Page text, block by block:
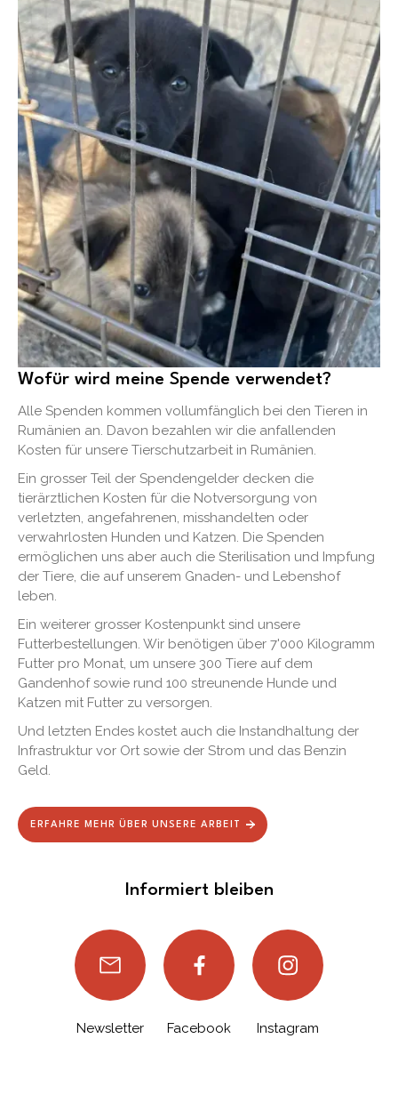
Wofür wird meine Spende verwendet?
Alle Spenden kommen vollumfänglich bei den Tieren in
Rumänien an. Davon bezahlen wir die anfallenden
Kosten für unsere Tierschutzarbeit in Rumänien.
Ein grosser Teil der Spendengelder decken die
tierärztlichen Kosten für die Notversorgung von
verletzten, angefahrenen, misshandelten oder
verwahrlosten Hunden und Katzen. Die Spenden
ermöglichen uns aber auch die Sterilisation und Impfung
der Tiere, die auf unserem Gnaden- und Lebenshof
leben.
Ein weiterer grosser Kostenpunkt sind unsere
Futterbestellungen. Wir benötigen über 7'000 Kilogramm
Futter pro Monat, um unsere 300 Tiere auf dem
Gandenhof sowie rund 100 streunende Hunde und
Katzen mit Futter zu versorgen.
Und letzten Endes kostet auch die Instandhaltung der
Infrastruktur vor Ort sowie der Strom und das Benzin
Geld.
ERFAHRE MEHR ÜBER UNSERE ARBEIT
Informiert bleiben
Newsletter Facebook Instagram